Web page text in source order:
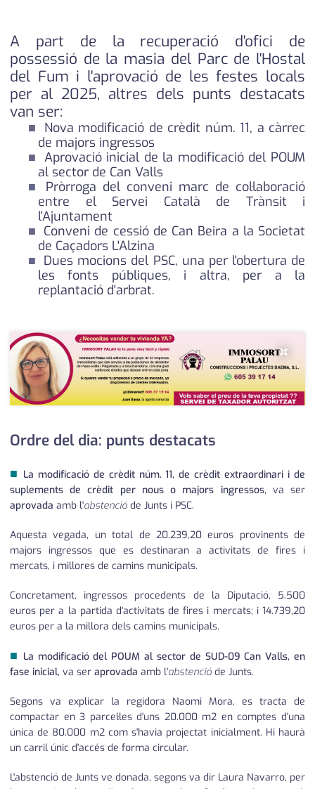
serveis
societat
successos
urbanisme
editorial
A part de la recuperació d'ofici de
possessió de la masia del Parc de l'Hostal
del Fum i l'aprovació de les festes locals
per al 2025, altres dels punts destacats
van ser:
Nova modificació de crèdit núm. 11, a càrrec
de majors ingressos
Aprovació inicial de la modificació del POUM
al sector de Can Valls
Pròrroga del conveni marc de col·laboració
entre el Servei Català de Trànsit i
l'Ajuntament
Conveni de cessió de Can Beira a la Societat
de Caçadors L'Alzina
Dues mocions del PSC, una per l'obertura de
les fonts públiques, i altra, per a la
replantació d'arbrat.
×
Ordre del dia: punts destacats
■ La modificació de crèdit núm. 11, de crèdit extraordinari i de
suplements de crèdit per nous o majors ingressos, va ser
aprovada amb l'abstenció de Junts i PSC.
Aquesta vegada, un total de 20.239,20 euros provinents de
majors ingressos que es destinaran a activitats de fires i
mercats, i millores de camins municipals.
Concretament, ingressos procedents de la Diputació, 5.500
euros per a la partida d'activitats de fires i mercats; i 14.739,20
euros per a la millora dels camins municipals.
■ La modificació del POUM al sector de SUD-09 Can Valls, en
fase inicial, va ser aprovada amb l'abstenció de Junts.
Segons va explicar la regidora Naomi Mora, es tracta de
compactar en 3 parcel·les d'uns 20.000 m2 en comptes d'una
única de 80.000 m2 com s'havia projectat inicialment. Hi haurà
un carril únic d'accés de forma circular.
L'abstenció de Junts ve donada, segons va dir Laura Navarro, per